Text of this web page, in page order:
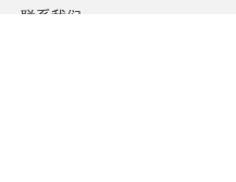
联系我们